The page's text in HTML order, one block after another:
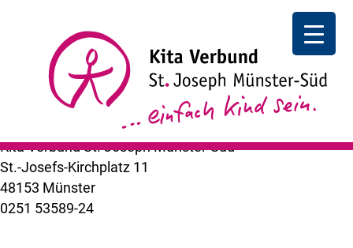
Pädagogischer Fachtag
zum Thema: Autismus – die
Kita ist geschlossen
++ zurück
Kita Verbund St. Joseph Münster-Süd
St.-Josefs-Kirchplatz 11
48153 Münster
0251 53589-24